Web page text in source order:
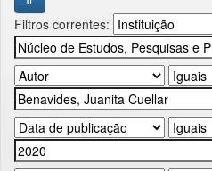
Filtros correntes: